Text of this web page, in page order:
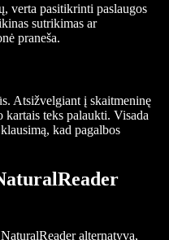
verta pasitikrinti paslaugos
sutrikimas ar
praneša.
Atsižvelgiant į skaitmeninę
teks palaukti. Visada
kad pagalbos
alternatyva,